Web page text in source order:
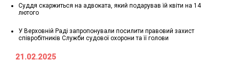
Суддя скаржиться на адвоката, який подарував їй квіти на 14
лютого
У Верховній Раді запропонували посилити правовий захист
співробітників Служби судової охорони та її голови
21.02.2025